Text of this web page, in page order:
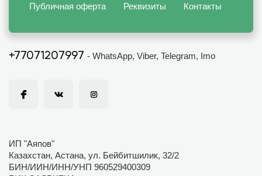
Публичная оферта Реквизиты Контакты
+77071207997 - WhatsApp, Viber, Telegram, Imo
ИП "Аяпов"
Казахстан, Астана, ул. Бейбитшилик, 32/2
БИН/ИИН/ИНН/УНП 960529400309